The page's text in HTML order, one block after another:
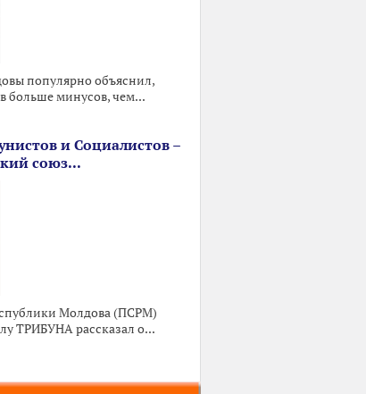
популярно объяснил,
больше минусов, чем...
и Социалистов –
союз...
Молдова (ПСРМ)
ТРИБУНА рассказал о...